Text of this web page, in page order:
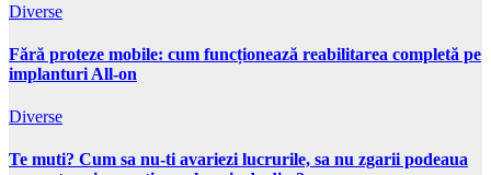
Diverse
Fără proteze mobile: cum funcționează reabilitarea completă pe
implanturi All-on
Diverse
Te muti? Cum sa nu-ti avariezi lucrurile, sa nu zgarii podeaua